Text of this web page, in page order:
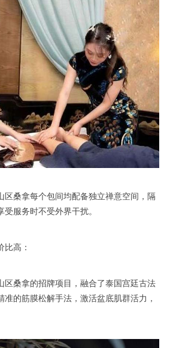
桑拿每个包间均配备独立禅意空间，隔
服务时不受外界干扰。
高：
桑拿的招牌项目，融合了泰国宫廷古法
的筋膜松解手法，激活盆底肌群活力，